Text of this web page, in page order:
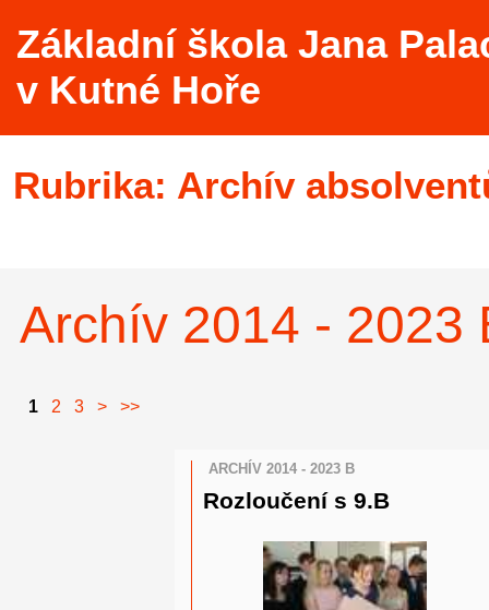
Základní škola Jana
v Kutné Hoře
Rubrika: Archív
Archív 2014 - 2023
1 2 3 > >>
ARCHÍV 2014 - 2023 B
Rozloučení s 9.B